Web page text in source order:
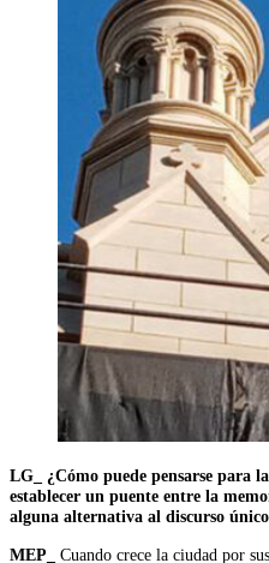
LG_ ¿Cómo puede pensarse para
establecer un puente entre la
alguna alternativa al discurso
MEP_ Cuando crece la ciudad por